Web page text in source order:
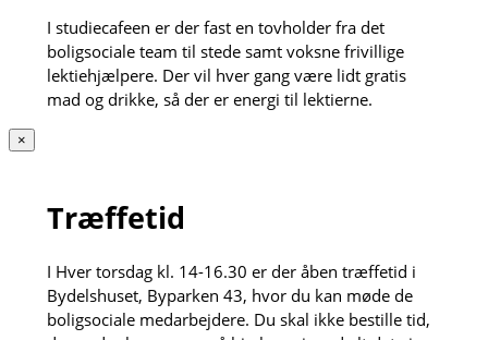
I studiecafeen er der fast en tovholder fra det
boligsociale team til stede samt voksne frivillige
lektiehjælpere. Der vil hver gang være lidt gratis
mad og drikke, så der er energi til lektierne.
×
Træffetid
I Hver torsdag kl. 14-16.30 er der åben træffetid i
Bydelshuset, Byparken 43, hvor du kan møde de
boligsociale medarbejdere. Du skal ikke bestille tid,